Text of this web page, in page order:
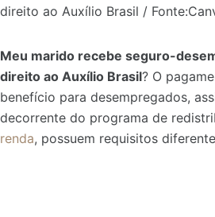
direito ao Auxílio Brasil /
Meu marido recebe seguro-
direito ao Auxílio Brasil? O
benefício para desempregados,
decorrente do programa de
renda, possuem requisitos